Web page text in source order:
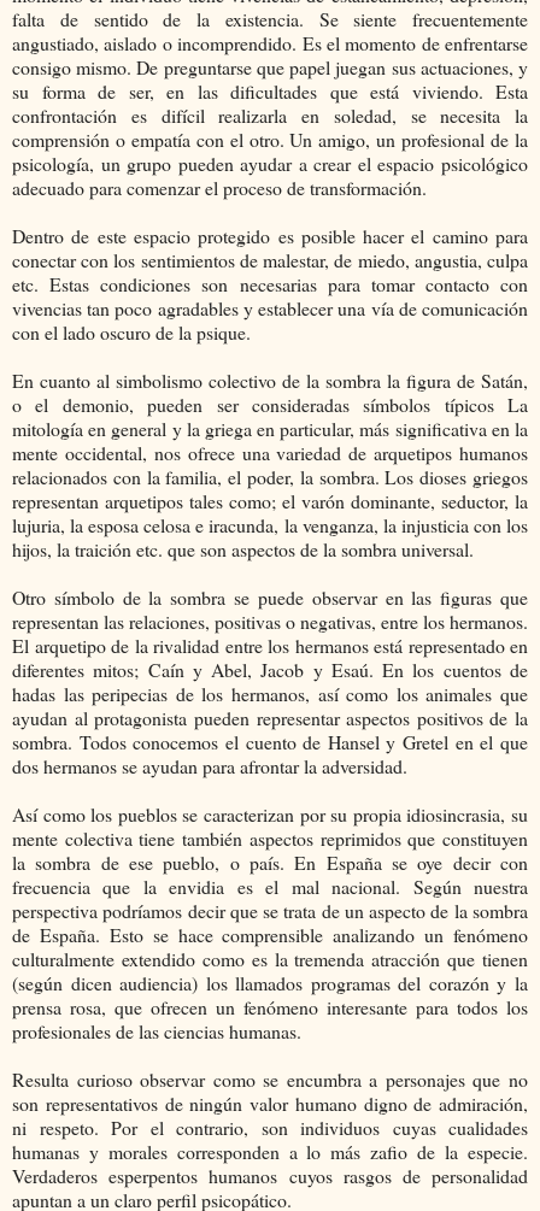
falta de sentido de la existencia. Se siente frecuentemente
angustiado, aislado o incomprendido. Es el momento de enfrentarse
consigo mismo. De preguntarse que papel juegan sus actuaciones, y
su forma de ser, en las dificultades que está viviendo. Esta
confrontación es difícil realizarla en soledad, se necesita la
comprensión o empatía con el otro. Un amigo, un profesional de la
psicología, un grupo pueden ayudar a crear el espacio psicológico
adecuado para comenzar el proceso de transformación.
Dentro de este espacio protegido es posible hacer el camino para
conectar con los sentimientos de malestar, de miedo, angustia, culpa
etc. Estas condiciones son necesarias para tomar contacto con
vivencias tan poco agradables y establecer una vía de comunicación
con el lado oscuro de la psique.
En cuanto al simbolismo colectivo de la sombra la figura de Satán,
o el demonio, pueden ser consideradas símbolos típicos La
mitología en general y la griega en particular, más significativa en la
mente occidental, nos ofrece una variedad de arquetipos humanos
relacionados con la familia, el poder, la sombra. Los dioses griegos
representan arquetipos tales como; el varón dominante, seductor, la
lujuria, la esposa celosa e iracunda, la venganza, la injusticia con los
hijos, la traición etc. que son aspectos de la sombra universal.
Otro símbolo de la sombra se puede observar en las figuras que
representan las relaciones, positivas o negativas, entre los hermanos.
El arquetipo de la rivalidad entre los hermanos está representado en
diferentes mitos; Caín y Abel, Jacob y Esaú. En los cuentos de
hadas las peripecias de los hermanos, así como los animales que
ayudan al protagonista pueden representar aspectos positivos de la
sombra. Todos conocemos el cuento de Hansel y Gretel en el que
dos hermanos se ayudan para afrontar la adversidad.
Así como los pueblos se caracterizan por su propia idiosincrasia, su
mente colectiva tiene también aspectos reprimidos que constituyen
la sombra de ese pueblo, o país. En España se oye decir con
frecuencia que la envidia es el mal nacional. Según nuestra
perspectiva podríamos decir que se trata de un aspecto de la sombra
de España. Esto se hace comprensible analizando un fenómeno
culturalmente extendido como es la tremenda atracción que tienen
(según dicen audiencia) los llamados programas del corazón y la
prensa rosa, que ofrecen un fenómeno interesante para todos los
profesionales de las ciencias humanas.
Resulta curioso observar como se encumbra a personajes que no
son representativos de ningún valor humano digno de admiración,
ni respeto. Por el contrario, son individuos cuyas cualidades
humanas y morales corresponden a lo más zafio de la especie.
Verdaderos esperpentos humanos cuyos rasgos de personalidad
apuntan a un claro perfil psicopático.